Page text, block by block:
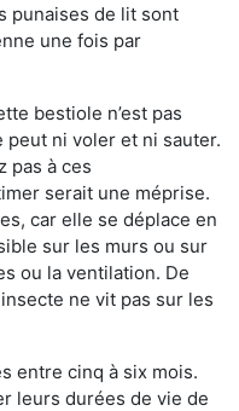
punaises de lit sont
une fois par
bestiole n’est pas
peut ni voler et ni sauter.
pas à ces
serait une méprise.
car elle se déplace en
sur les murs ou sur
ou la ventilation. De
ne vit pas sur les
entre cinq à six mois.
leurs durées de vie de